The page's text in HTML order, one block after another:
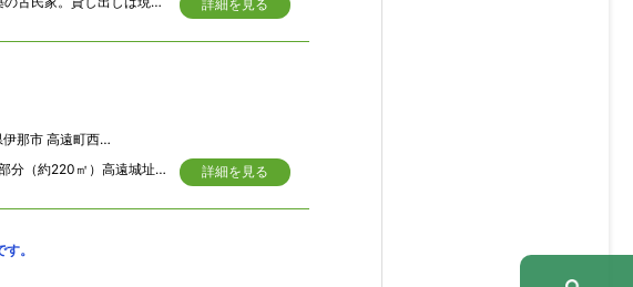
詳細を見る
市 高遠町西高遠本町1638
信州高遠町の商店街、ご城下通りにある元スーパーの1階店舗部分（約220㎡）高遠城址公園に近く、温泉施設、歴史ある神社、お寺等、観光客が行き交う好立地の物件。保険、契約期間、駐車場、その他条件など詳細につきましては貸主と相談の上といたします。
詳細を見る
。